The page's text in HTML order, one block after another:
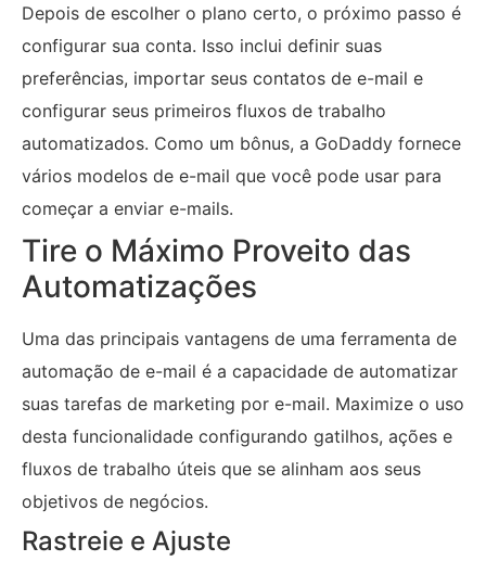
Depois de escolher o plano certo, o próximo passo é
configurar sua conta. Isso inclui definir suas
preferências, importar seus contatos de e-mail e
configurar seus primeiros fluxos de trabalho
automatizados. Como um bônus, a GoDaddy fornece
vários modelos de e-mail que você pode usar para
começar a enviar e-mails.
Tire o Máximo Proveito das
Automatizações
Uma das principais vantagens de uma ferramenta de
automação de e-mail é a capacidade de automatizar
suas tarefas de marketing por e-mail. Maximize o uso
desta funcionalidade configurando gatilhos, ações e
fluxos de trabalho úteis que se alinham aos seus
objetivos de negócios.
Rastreie e Ajuste